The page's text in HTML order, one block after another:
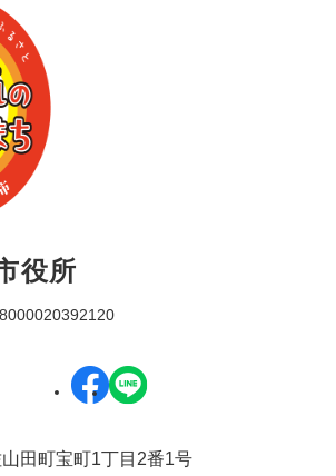
役所
田町宝町1丁目2番1号